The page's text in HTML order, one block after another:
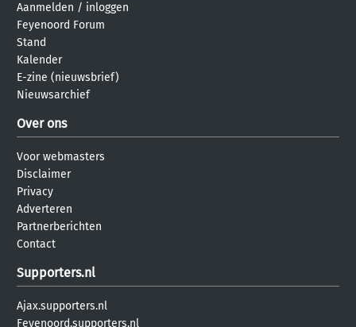
Aanmelden / inloggen
Feyenoord Forum
Stand
Kalender
E-zine (nieuwsbrief)
Nieuwsarchief
Over ons
Voor webmasters
Disclaimer
Privacy
Adverteren
Partnerberichten
Contact
Supporters.nl
Ajax.supporters.nl
Feyenoord.supporters.nl